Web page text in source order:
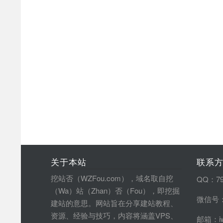
关于本站
挖站否（WZFou.com），域名取自挖
（Wa）站（Zhan）否（Fou），即挖掘
建站的意思。网站旨在分享建站教程、
资源、经验与技巧，内容将涵盖VPS、
联系
QQ：
微信号
邮箱：